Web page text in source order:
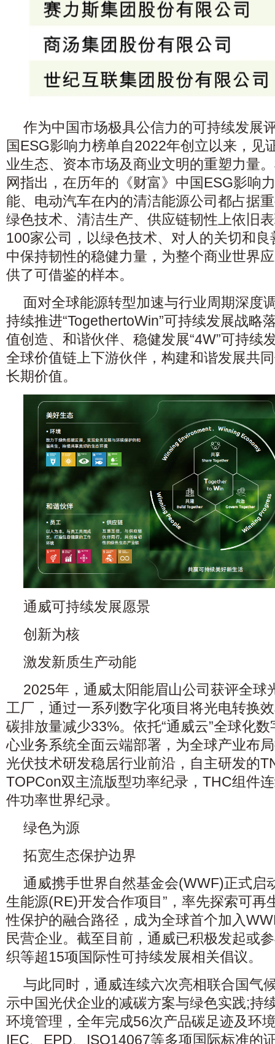
作为中国市场极具公信力的可持续发展
国ESG影响力榜单自2022年创立以来，见
业生态、资本市场及商业文明的重塑力量
网指出，在历年的《财富》中国ESG影响
能、电动汽车在内的清洁能源公司都占据
绿色技术、清洁生产、供应链韧性上依旧
100家公司，以绿色技术、对人的关切和
中保持韧性的稳健力量，为整个商业世界
供了可借鉴的样本。
面对全球能源转型加速与行业周期深度
持续推进“TogethertoWin”可持续发展战略
值创造、和谐伙伴、稳健发展“4W”可持续
全球价值链上下游伙伴，构建和谐发展共
长期价值。
通威可持续发展愿景
创新为核
激发新质生产动能
2025年，通威太阳能眉山公司获评全球
工厂，通过一系列数字化项目将光电转换
碳排放量减少33%。依托“通威云”全球化
心业务系统全面云端部署，为全球产业布
光伏技术研发稳居行业前沿，自主研发的
TOPCon双主流版型功率纪录，THC组件
件功率世界纪录。
绿色为源
拓宽生态保护边界
通威携手世界自然基金会(WWF)正式启
生能源(RE)开发合作项目”，率先探索可再
性保护的融合路径，成为全球首个加入
民营企业。截至目前，通威已积极发起或
织等超15项国际性可持续发展相关倡议。
与此同时，通威连续六次亮相联合国气
示中国光伏企业的减碳方案与绿色实践;持
环境管理，全年完成56次产品碳足迹及环
IEC、EPD、ISO14067等多项国际标准的